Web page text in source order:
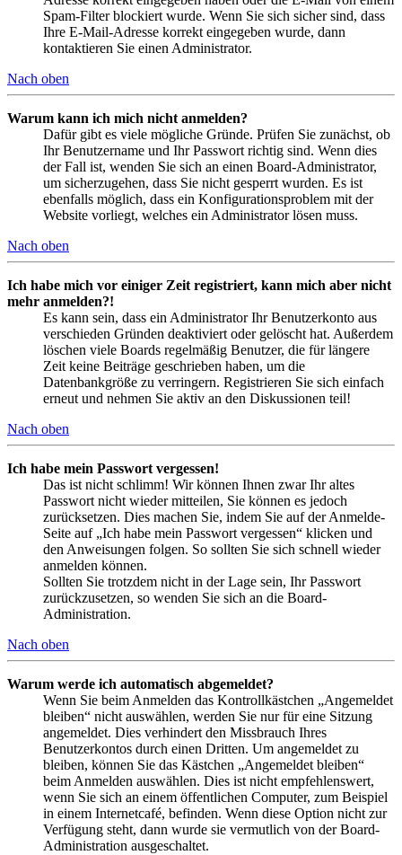
Spam-Filter blockiert wurde. Wenn Sie sich sicher sind, dass
Ihre E-Mail-Adresse korrekt eingegeben wurde, dann
kontaktieren Sie einen Administrator.
Nach oben
Warum kann ich mich nicht anmelden?
Dafür gibt es viele mögliche Gründe. Prüfen Sie zunächst, ob
Ihr Benutzername und Ihr Passwort richtig sind. Wenn dies
der Fall ist, wenden Sie sich an einen Board-Administrator,
um sicherzugehen, dass Sie nicht gesperrt wurden. Es ist
ebenfalls möglich, dass ein Konfigurationsproblem mit der
Website vorliegt, welches ein Administrator lösen muss.
Nach oben
Ich habe mich vor einiger Zeit registriert, kann mich aber nicht
mehr anmelden?!
Es kann sein, dass ein Administrator Ihr Benutzerkonto aus
verschieden Gründen deaktiviert oder gelöscht hat. Außerdem
löschen viele Boards regelmäßig Benutzer, die für längere
Zeit keine Beiträge geschrieben haben, um die
Datenbankgröße zu verringern. Registrieren Sie sich einfach
erneut und nehmen Sie aktiv an den Diskussionen teil!
Nach oben
Ich habe mein Passwort vergessen!
Das ist nicht schlimm! Wir können Ihnen zwar Ihr altes
Passwort nicht wieder mitteilen, Sie können es jedoch
zurücksetzen. Dies machen Sie, indem Sie auf der Anmelde-
Seite auf „Ich habe mein Passwort vergessen“ klicken und
den Anweisungen folgen. So sollten Sie sich schnell wieder
anmelden können.
Sollten Sie trotzdem nicht in der Lage sein, Ihr Passwort
zurückzusetzen, so wenden Sie sich an die Board-
Administration.
Nach oben
Warum werde ich automatisch abgemeldet?
Wenn Sie beim Anmelden das Kontrollkästchen „Angemeldet
bleiben“ nicht auswählen, werden Sie nur für eine Sitzung
angemeldet. Dies verhindert den Missbrauch Ihres
Benutzerkontos durch einen Dritten. Um angemeldet zu
bleiben, können Sie das Kästchen „Angemeldet bleiben“
beim Anmelden auswählen. Dies ist nicht empfehlenswert,
wenn Sie sich an einem öffentlichen Computer, zum Beispiel
in einem Internetcafé, befinden. Wenn diese Option nicht zur
Verfügung steht, dann wurde sie vermutlich von der Board-
Administration ausgeschaltet.